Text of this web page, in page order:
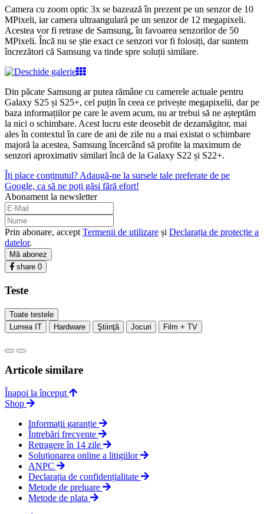
Camera cu zoom optic 3x se bazează în prezent pe un senzor de 10
MPixeli, iar camera ultraangulară pe un senzor de 12 megapixeli.
Acestea vor fi retrase de Samsung, în favoarea senzorilor de 50
MPixeli. Încă nu se știe exact ce senzori vor fi folosiți, dar suntem
încrezători că Samsung va tinde spre soluții similare.
Din păcate Samsung ar putea rămâne cu camerele actuale pentru
Galaxy S25 și S25+, cel puțin în ceea ce privește megapixelii, dar pe
baza informațiilor pe care le avem acum, nu ar trebui să ne așteptăm
la nici o schimbare. Acest lucru este deosebit de dezamăgitor, mai
ales în contextul în care de ani de zile nu a mai existat o schimbare
majoră la acestea, Samsung încercând să profite la maximum de
senzori aproximativ similari încă de la Galaxy S22 și S22+.
Îți place conținutul? Adaugă-ne la sursele tale preferate de pe
Google, ca să ne poți găsi fără efort!
Abonament la newsletter
Prin abonare, accept Termenii de utilizare și Declarația de protecție a
datelor.
Mă abonez
share 0
Teste
Toate testele
Lumea IT
Hardware Ştiinţă Jocuri Film + TV
Articole similare
Înapoi la început
Shop
Informații garanție
Întrebări frecvente
Retragere în 14 zile
Soluționarea online a litigiilor
ANPC
Declarația de confidențialitate
Metode de preluare
Metode de plata